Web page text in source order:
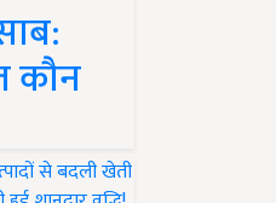
कौन